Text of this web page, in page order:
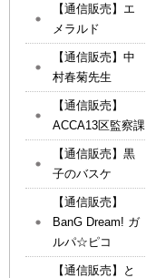
【通信販売】エ
メラルド
【通信販売】中
村春菊先生
【通信販売】
ACCA13区監察課
【通信販売】黒
子のバスケ
【通信販売】
BanG Dream! ガ
ルパ☆ピコ
【通信販売】と